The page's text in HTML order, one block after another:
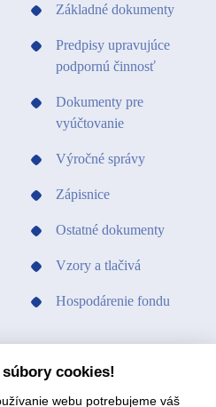
Základné dokumenty
Predpisy upravujúce
podpornú činnosť
Dokumenty pre
vyúčtovanie
Výročné správy
Zápisnice
Ostatné dokumenty
Vzory a tlačivá
Hospodárenie fondu
KONTAKTY
súbory cookies!
webu potrebujeme váš